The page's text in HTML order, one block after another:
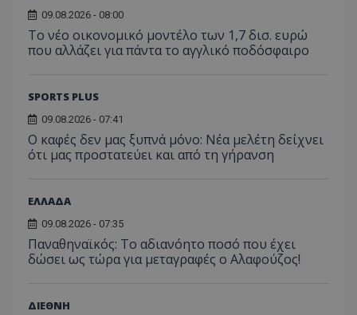
09.08.2026 - 08:00
Το νέο οικονομικό μοντέλο των 1,7 δισ. ευρώ
που αλλάζει για πάντα το αγγλικό ποδόσφαιρο
SPORTS PLUS
09.08.2026 - 07:41
Ο καφές δεν μας ξυπνά μόνο: Νέα μελέτη δείχνει
ότι μας προστατεύει και από τη γήρανση
ΕΛΛΑΔΑ
09.08.2026 - 07:35
Παναθηναϊκός: Το αδιανόητο ποσό που έχει
δώσει ως τώρα για μεταγραφές ο Αλαφούζος!
ΔΙΕΘΝΗ